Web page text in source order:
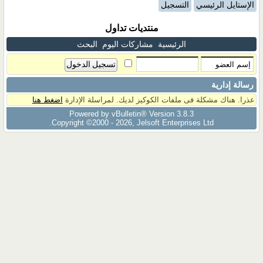
الإستايل الرئيسي التسجيل
منتديات تداول
الرئيسية مشاركات اليوم البحث
رسالة إدارية
عذرا. هناك مشكلة فى ملفات الكوكيز لديك. لمراسلة الإدارة اضغط هنا
Powered by vBulletin® Version 3.8.3
Copyright ©2000 - 2026, Jelsoft Enterprises Ltd.